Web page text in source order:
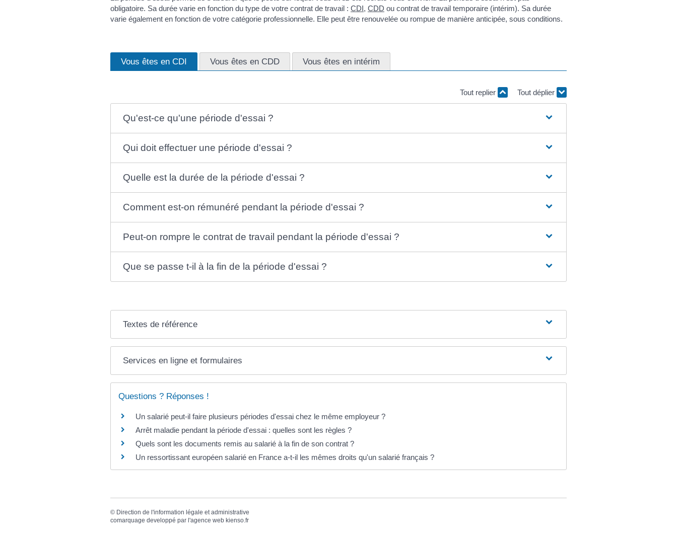
obligatoire. Sa durée varie en fonction du type de votre contrat de travail : CDI, CDD ou contrat de travail temporaire (intérim). Sa durée
varie également en fonction de votre catégorie professionnelle. Elle peut être renouvelée ou rompue de manière anticipée, sous conditions.
Vous êtes en CDI Vous êtes en CDD Vous êtes en intérim
Tout replier Tout déplier
Qu'est-ce qu'une période d'essai ?
Qui doit effectuer une période d'essai ?
Quelle est la durée de la période d'essai ?
Comment est-on rémunéré pendant la période d'essai ?
Peut-on rompre le contrat de travail pendant la période d'essai ?
Que se passe t-il à la fin de la période d'essai ?
Textes de référence
Services en ligne et formulaires
Questions ? Réponses !
Un salarié peut-il faire plusieurs périodes d'essai chez le même employeur ?
Arrêt maladie pendant la période d'essai : quelles sont les règles ?
Quels sont les documents remis au salarié à la fin de son contrat ?
Un ressortissant européen salarié en France a-t-il les mêmes droits qu'un salarié français ?
© Direction de l'information légale et administrative
comarquage developpé par l'agence web kienso.fr